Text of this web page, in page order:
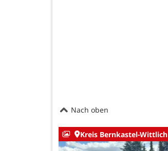
Nach oben
Kreis Bernkastel-Wittlich